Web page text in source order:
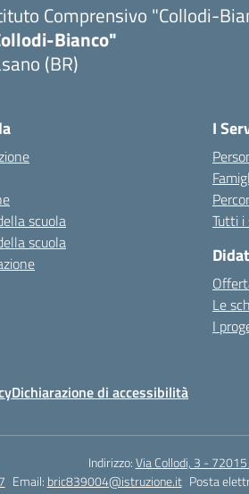
Comprensivo "Collodi-
Bianco"
(BR)
scuola
scuola
I
Tutti i
Le
I
Dichiarazione di accessibilità
Indirizzo:Via Collodi, 3 - 72015
Email: bric839004@istruzione.it Posta